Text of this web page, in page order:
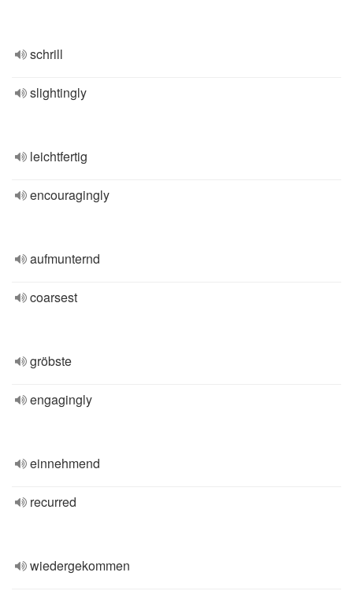
schrill
slightingly
leichtfertig
encouragingly
aufmunternd
coarsest
gröbste
engagingly
einnehmend
recurred
wiedergekommen